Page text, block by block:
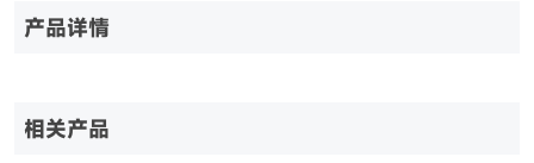
产品详情
相关产品